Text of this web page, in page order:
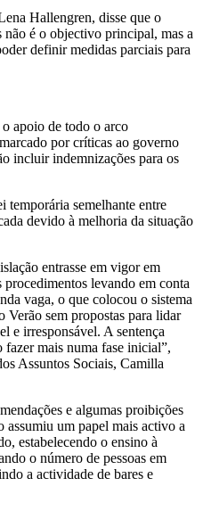
Hallengren, disse que o
não é o objectivo principal, mas a
definir medidas parciais para
apoio de todo o arco
por críticas ao governo
incluir indemnizações para os
temporária semelhante entre
devido à melhoria da situação
entrasse em vigor em
levando em conta
vaga, o que colocou o sistema
Verão sem propostas para lidar
e irresponsável. A sentença
mais numa fase inicial”,
Assuntos Sociais, Camilla
e algumas proibições
assumiu um papel mais activo a
estabelecendo o ensino à
o número de pessoas em
a actividade de bares e